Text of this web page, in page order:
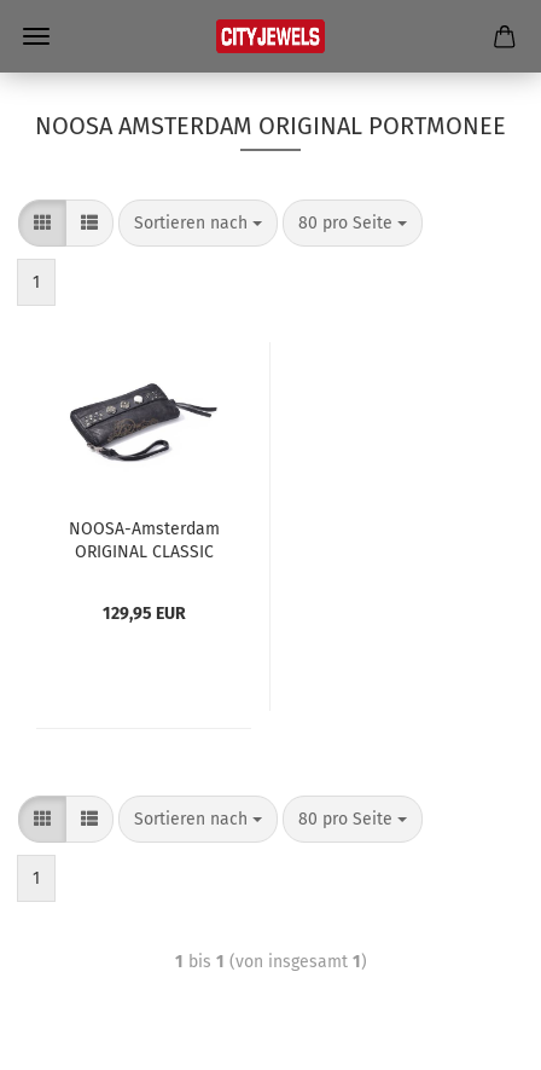
NOOSA AMSTERDAM ORIGINAL PORTMONEE
Sortieren nach 80 pro Seite
1
NOOSA-​​Ams­ter­dam
ORI­GI­NAL CLAS­SIC
129,95 EUR
Sortieren nach 80 pro Seite
1
1 bis 1 (von insgesamt 1)